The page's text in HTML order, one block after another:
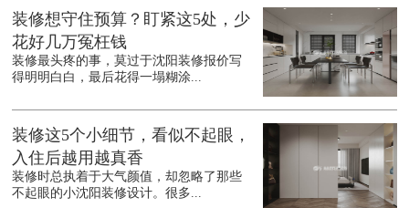
装修想守住预算？盯紧这5处，少
花好几万冤枉钱
装修最头疼的事，莫过于沈阳装修报价写
得明明白白，最后花得一塌糊涂...
装修这5个小细节，看似不起眼，
入住后越用越真香
装修时总执着于大气颜值，却忽略了那些
不起眼的小沈阳装修设计。很多...